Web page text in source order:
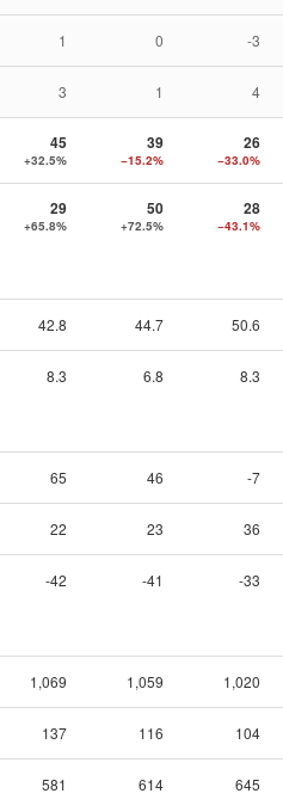
1 0 -3
3 1 4
45
+32.5%
39
−15.2%
26
−33.0%
29
+65.8%
50
+72.5%
28
−43.1%
42.8 44.7 50.6
8.3 6.8 8.3
65 46 -7
22 23 36
-42 -41 -33
1,069 1,059 1,020
137 116 104
581 614 645